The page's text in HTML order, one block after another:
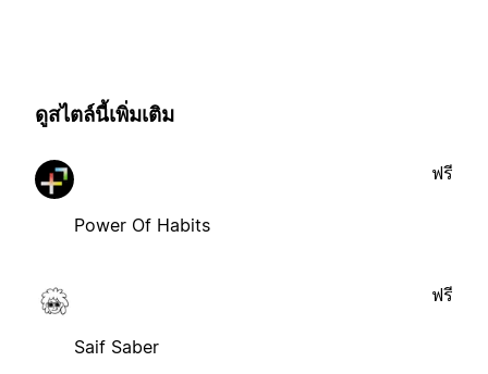
ดูสไตล์นี้เพิ่มเติม
Power Of Habits
ฟรี
Saif Saber
ฟรี